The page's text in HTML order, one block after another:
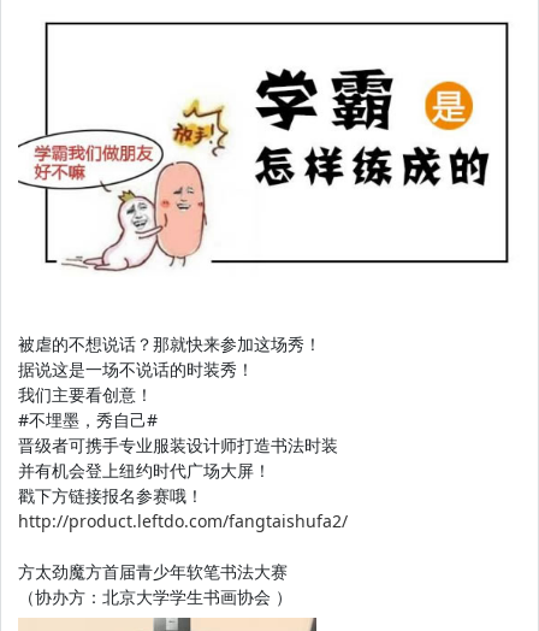
被虐的不想说话？那就快来参加这场秀！
据说这是一场不说话的时装秀！
我们主要看创意！
#不埋墨，秀自己#
晋级者可携手专业服装设计师打造书法时装
并有机会登上纽约时代广场大屏！
戳下方链接报名参赛哦！
http://product.leftdo.com/fangtaishufa2/
方太劲魔方首届青少年软笔书法大赛
（协办方：北京大学学生书画协会 ）